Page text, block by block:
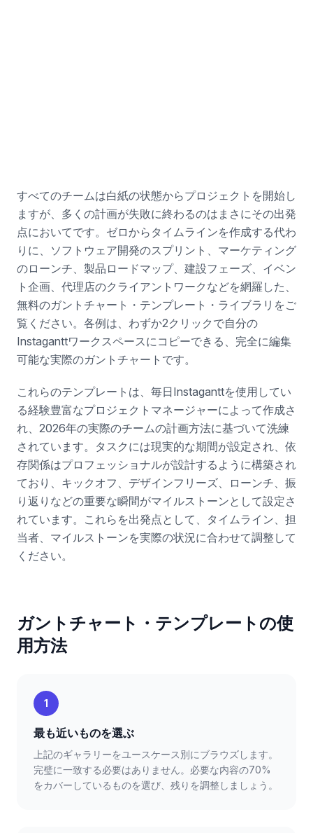
すべてのチームは白紙の状態からプロジェクトを開始し
ますが、多くの計画が失敗に終わるのはまさにその出発
点においてです。ゼロからタイムラインを作成する代わ
りに、ソフトウェア開発のスプリント、マーケティング
のローンチ、製品ロードマップ、建設フェーズ、イベン
ト企画、代理店のクライアントワークなどを網羅した、
無料のガントチャート・テンプレート・ライブラリをご
覧ください。各例は、わずか2クリックで自分の
Instaganttワークスペースにコピーできる、完全に編集
可能な実際のガントチャートです。
これらのテンプレートは、毎日Instaganttを使用してい
る経験豊富なプロジェクトマネージャーによって作成さ
れ、2026年の実際のチームの計画方法に基づいて洗練
されています。タスクには現実的な期間が設定され、依
存関係はプロフェッショナルが設計するように構築され
ており、キックオフ、デザインフリーズ、ローンチ、振
り返りなどの重要な瞬間がマイルストーンとして設定さ
れています。これらを出発点として、タイムライン、担
当者、マイルストーンを実際の状況に合わせて調整して
ください。
ガントチャート・テンプレートの使
用方法
1
最も近いものを選ぶ
上記のギャラリーをユースケース別にブラウズします。
完璧に一致する必要はありません。必要な内容の70%
をカバーしているものを選び、残りを調整しましょう。